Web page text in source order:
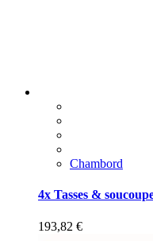
Chambord
4x Tasses &
193,82 €